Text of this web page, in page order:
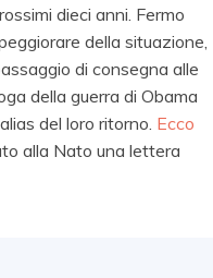
dieci anni. Fermo
della situazione,
di consegna alle
della guerra di Obama
del loro ritorno. Ecco
alla Nato una lettera